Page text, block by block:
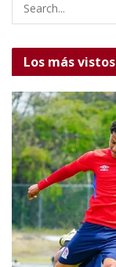
Los más vistos